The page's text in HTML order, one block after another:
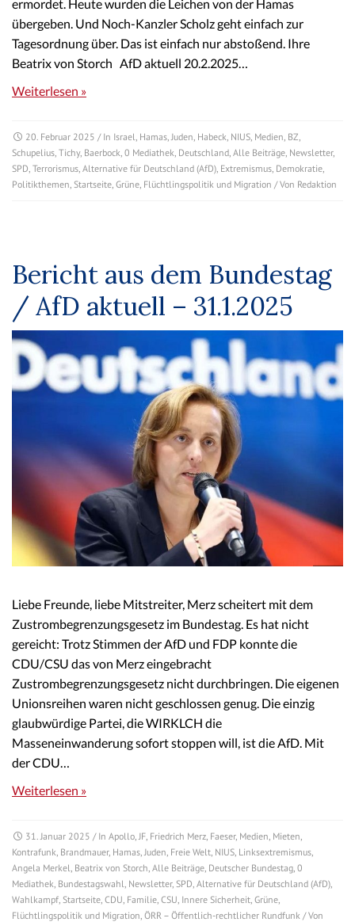
ermordet. Heute wurden die Leichen von der Hamas
übergeben. Und Noch-Kanzler Scholz geht einfach zur
Tagesordnung über. Das ist einfach nur abstoßend. Ihre
Beatrix von Storch AfD aktuell 20.2.2025…
Weiterlesen »
20. Februar 2025 / In Israel Hamas Juden Habeck NIUS Medien BZ
Schupelius Tichy, Baerbock 0 Mediathek Deutschland Alle Beiträge Newsletter,
SPD Terrorismus Alternative für Deutschland (AfD) Extremismus Demokratie
Politikthemen Startseite Grüne Flüchtlingspolitik und Migration / Von Redaktion
Bericht aus dem Bundestag
/ AfD aktuell – 31.1.2025
Liebe Freunde, liebe Mitstreiter, Merz scheitert mit dem
Zustrombegrenzungsgesetz im Bundestag. Es hat nicht
gereicht: Trotz Stimmen der AfD und FDP konnte die
CDU/CSU das von Merz eingebracht
Zustrombegrenzungsgesetz nicht durchbringen. Die eigenen
Unionsreihen waren nicht geschlossen genug. Die einzig
glaubwürdige Partei, die WIRKLCH die
Masseneinwanderung sofort stoppen will, ist die AfD. Mit
der CDU…
Weiterlesen »
31. Januar 2025 / In Apollo JF Friedrich Merz Faeser, Medien Mieten
Kontrafunk Brandmauer, Hamas Juden Freie Welt NIUS Linksextremismus
Angela Merkel Beatrix von Storch Alle Beiträge Deutscher Bundestag 0
Mediathek Bundestagswahl Newsletter, SPD Alternative für Deutschland (AfD)
Wahlkampf Startseite CDU Familie CSU Innere Sicherheit Grüne
Flüchtlingspolitik und Migration ÖRR – Öffentlich-rechtlicher Rundfunk / Von